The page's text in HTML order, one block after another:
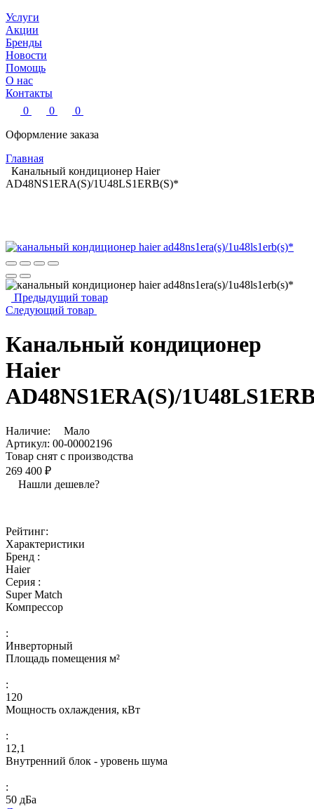
Услуги
Акции
Бренды
Новости
Помощь
О нас
Контакты
0
0
0
Оформление заказа
Главная
Канальный кондиционер Haier
AD48NS1ERA(S)/1U48LS1ERB(S)*
Предыдущий товар
Следующий товар
Канальный кондиционер
Haier
AD48NS1ERA(S)/
Наличие:
Мало
Артикул: 00-00002196
Товар снят с производства
269 400 ₽
Нашли дешевле?
Рейтинг:
Характеристики
Бренд :
Haier
Серия :
Super Match
Компрессор
:
Инверторный
Площадь помещения м²
:
120
Мощность охлаждения, кВт
:
12,1
Внутренний блок - уровень шума
:
50 дБа